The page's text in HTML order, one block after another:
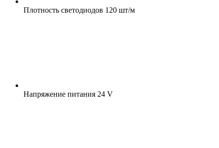
Плотность светодиодов 120 шт/м
Напряжение питания 24 V